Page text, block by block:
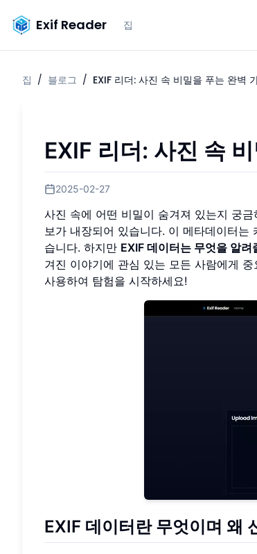
Exif Reader 집
집 / 블로그 / EXIF 리더: 사진 속 비밀을 푸는 완벽
EXIF 리더: 사진 속
2025-02-27
사진 속에 어떤 비밀이 숨겨져 있는지 궁
보가 내장되어 있습니다. 이 메타데이터
습니다. 하지만 EXIF 데이터는 무엇을 알려
겨진 이야기에 관심 있는 모든 사람에게
사용하여 탐험을 시작하세요!
EXIF 데이터란 무엇이며 왜